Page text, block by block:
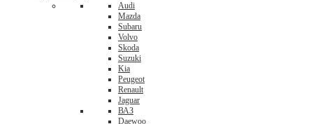
Audi
Mazda
Subaru
Volvo
Skoda
Suzuki
Kia
Peugeot
Renault
Jaguar
ВАЗ
Daewoo